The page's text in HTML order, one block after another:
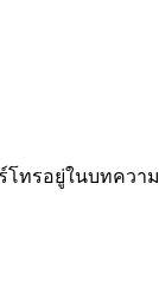
โทรอยู่ในบทความ